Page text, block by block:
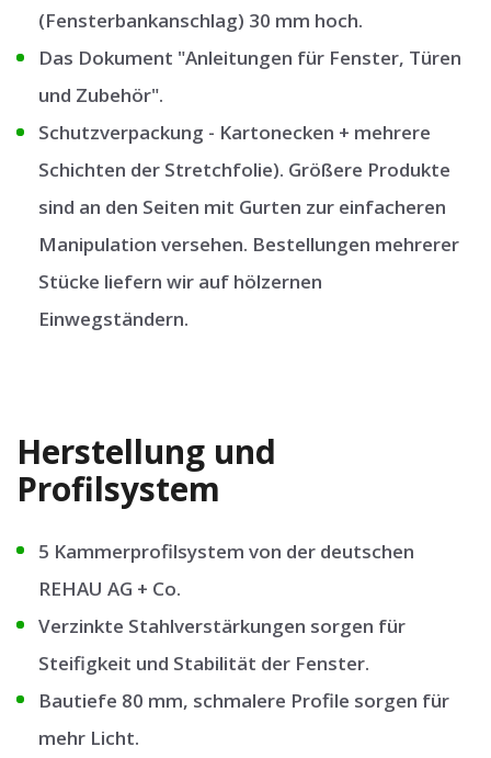
(Fensterbankanschlag) 30 mm hoch.
Das Dokument "Anleitungen für Fenster, Türen
und Zubehör".
Schutzverpackung - Kartonecken + mehrere
Schichten der Stretchfolie). Größere Produkte
sind an den Seiten mit Gurten zur einfacheren
Manipulation versehen. Bestellungen mehrerer
Stücke liefern wir auf hölzernen
Einwegständern.
Herstellung und
Profilsystem
5 Kammerprofilsystem von der deutschen
REHAU AG + Co.
Verzinkte Stahlverstärkungen sorgen für
Steifigkeit und Stabilität der Fenster.
Bautiefe 80 mm, schmalere Profile sorgen für
mehr Licht.